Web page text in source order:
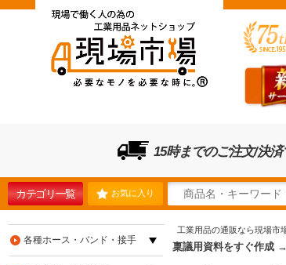
15時までのご注文/決済
カテゴリ一覧 お気に入り
工業用品の通販なら現場市
稟議用資料をすぐ作成 →
各種ホース・バンド・接手